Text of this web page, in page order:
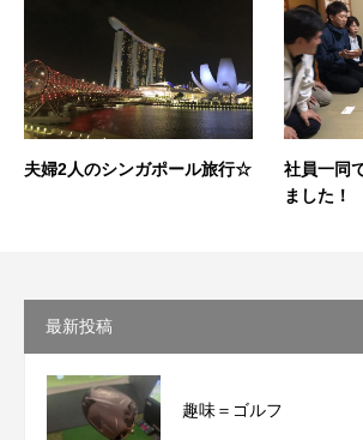
夫婦2人のシンガポール旅行☆
社員一同
ました！
最新投稿
趣味＝ゴルフ